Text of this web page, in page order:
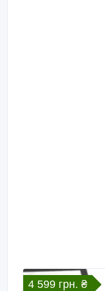
4 599 грн. ₴